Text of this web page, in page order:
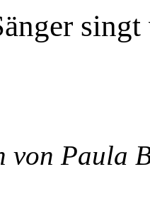
von Paula